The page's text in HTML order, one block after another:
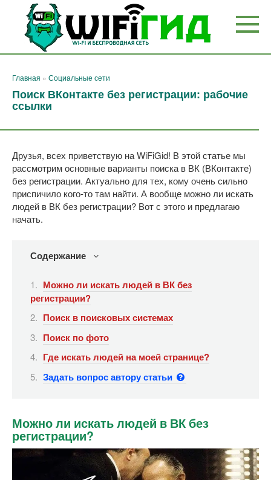
Перейти
контенту
Главная » Социальные сети
Поиск ВКонтакте без регистрации: рабочие
ссылки
Друзья, всех приветствую на WiFiGid! В этой статье мы
рассмотрим основные варианты поиска в ВК (ВКонтакте)
без регистрации. Актуально для тех, кому очень сильно
приспичило кого-то там найти. А вообще можно ли искать
людей в ВК без регистрации? Вот с этого и предлагаю
начать.
Содержание
Можно ли искать людей в ВК без
регистрации?
Поиск в поисковых системах
Поиск по фото
Где искать людей на моей странице?
Задать вопрос автору статьи
Можно ли искать людей в ВК без
регистрации?